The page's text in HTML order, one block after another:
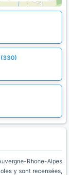
Rhone-Alpes
y sont recensées,